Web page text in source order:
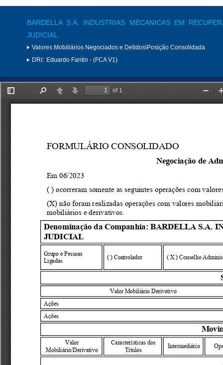
BARDELLA S.A. INDUSTRIAS MECANICAS EM
JUDICIAL
Valores Mobiliários Negociados e Detidos\Posição Consolidada
DRI: Eduardo Fantin - (FCA V1)